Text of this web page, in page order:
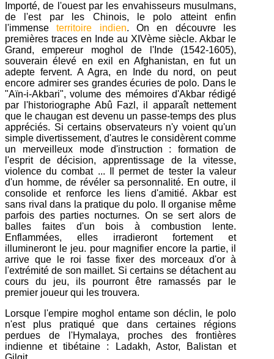
Importé, de l'ouest par les envahisseurs musulmans,
de l'est par les Chinois, le polo atteint enfin
l'immenseterritoire indien. On en découvre les
premières traces en Inde au XIVème siècle. Akbar le
Grand, empereur moghol de l'Inde (1542-1605),
souverain élevé en exil en Afghanistan, en fut un
adepte fervent. A Agra, en Inde du nord, on peut
encore admirer ses grandes écuries de polo. Dans le
"Aïn-i-Akbari", volume des mémoires d'Akbar rédigé
par l'historiographe Abû Fazl, il apparaît nettement
que le chaugan est devenu un passe-temps des plus
appréciés. Si certains observateurs n'y voient qu'un
simple divertissement, d'autres le considèrent comme
un merveilleux mode d'instruction : formation de
l'esprit de décision, apprentissage de la vitesse,
violence du combat ... Il permet de tester la valeur
d'un homme, de révéler sa personnalité. En outre, il
consolide et renforce les liens d'amitié. Akbar est
sans rival dans la pratique du polo. Il organise même
parfois des parties nocturnes. On se sert alors de
balles faites d'un bois à combustion lente.
Enflammées, elles irradieront fortement et
illumineront le jeu. pour magnifier encore la partie, il
arrive que le roi fasse fixer des morceaux d'or à
l'extrémité de son maillet. Si certains se détachent au
cours du jeu, ils pourront être ramassés par le
premier joueur qui les trouvera.
Lorsque l'empire moghol entame son déclin, le polo
n'est plus pratiqué que dans certaines régions
perdues de l'Hymalaya, proches des frontières
indienne et tibétaine : Ladakh, Astor, Balistan et